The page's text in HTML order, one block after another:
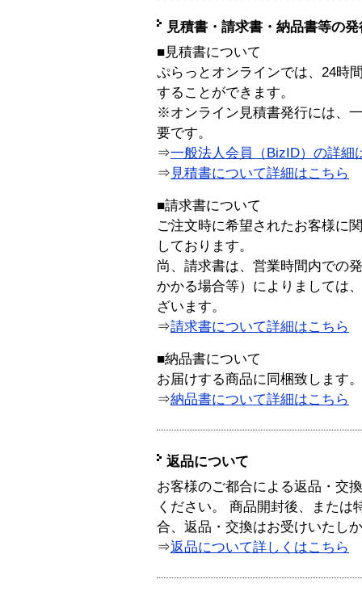
見積書・請求書・納品書等の
■見積書について
ぷらっとオンラインでは、24時
することができます。
※オンライン見積書発行には、
要です。
⇒一般法人会員（BizID）の詳細
⇒ 見積書について詳細はこちら
■請求書について
ご注文時に希望されたお客様に
しております。
尚、請求書は、営業時間内での
かかる場合等）によりましては
ざいます。
⇒請求書について詳細はこちら
■納品書について
お届けする商品に同梱致します。
⇒納品書について詳細はこちら
返品について
お客様のご都合による返品・交
ください。 商品開封後、または
合、返品・交換はお受けいたし
⇒返品について詳しくはこちら